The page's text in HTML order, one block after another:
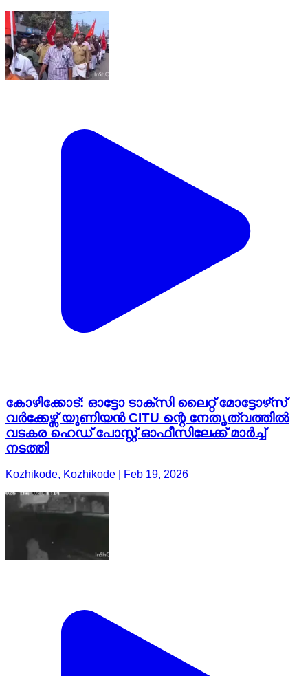
കോഴിക്കോട്: ഓട്ടോ ടാക്സി ലൈറ്റ് മോട്ടോഴ്‌സ്
വർക്കേഴ്സ് യൂണിയൻ CITU ന്റെ നേതൃത്വത്തിൽ
വടകര ഹെഡ് പോസ്റ്റ് ഓഫീസിലേക്ക് മാർച്ച്
നടത്തി
Kozhikode, Kozhikode | Feb 19, 2026